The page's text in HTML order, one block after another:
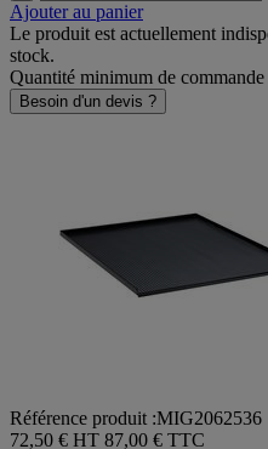
Ajouter au panier
Le produit est actuellement
stock.
Quantité minimum de commande
Besoin d'un devis ?
Référence produit :MIG2062536
72,50 € HT 87,00 € TTC